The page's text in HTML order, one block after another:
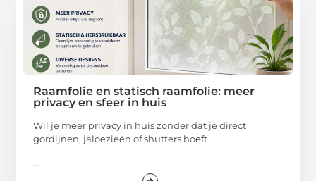
Raamfolie en statisch raamfolie: meer
privacy en sfeer in huis
Wil je meer privacy in huis zonder dat je direct
gordijnen, jaloezieën of shutters hoeft
...